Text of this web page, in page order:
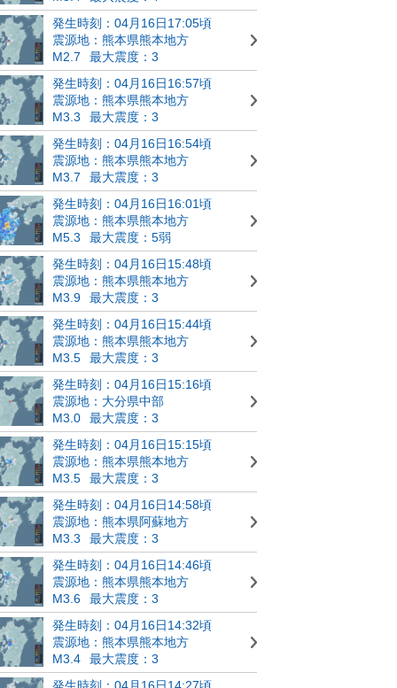
発生時刻：04月16日17:05頃
震源地：熊本県熊本地方
M2.7
最大震度：3
発生時刻：04月16日16:57頃
震源地：熊本県熊本地方
M3.3
最大震度：3
発生時刻：04月16日16:54頃
震源地：熊本県熊本地方
M3.7
最大震度：3
発生時刻：04月16日16:01頃
震源地：熊本県熊本地方
M5.3
最大震度：5弱
発生時刻：04月16日15:48頃
震源地：熊本県熊本地方
M3.9
最大震度：3
発生時刻：04月16日15:44頃
震源地：熊本県熊本地方
M3.5
最大震度：3
発生時刻：04月16日15:16頃
震源地：大分県中部
M3.0
最大震度：3
発生時刻：04月16日15:15頃
震源地：熊本県熊本地方
M3.5
最大震度：3
発生時刻：04月16日14:58頃
震源地：熊本県阿蘇地方
M3.3
最大震度：3
発生時刻：04月16日14:46頃
震源地：熊本県熊本地方
M3.6
最大震度：3
発生時刻：04月16日14:32頃
震源地：熊本県熊本地方
M3.4
最大震度：3
発生時刻：04月16日14:27頃